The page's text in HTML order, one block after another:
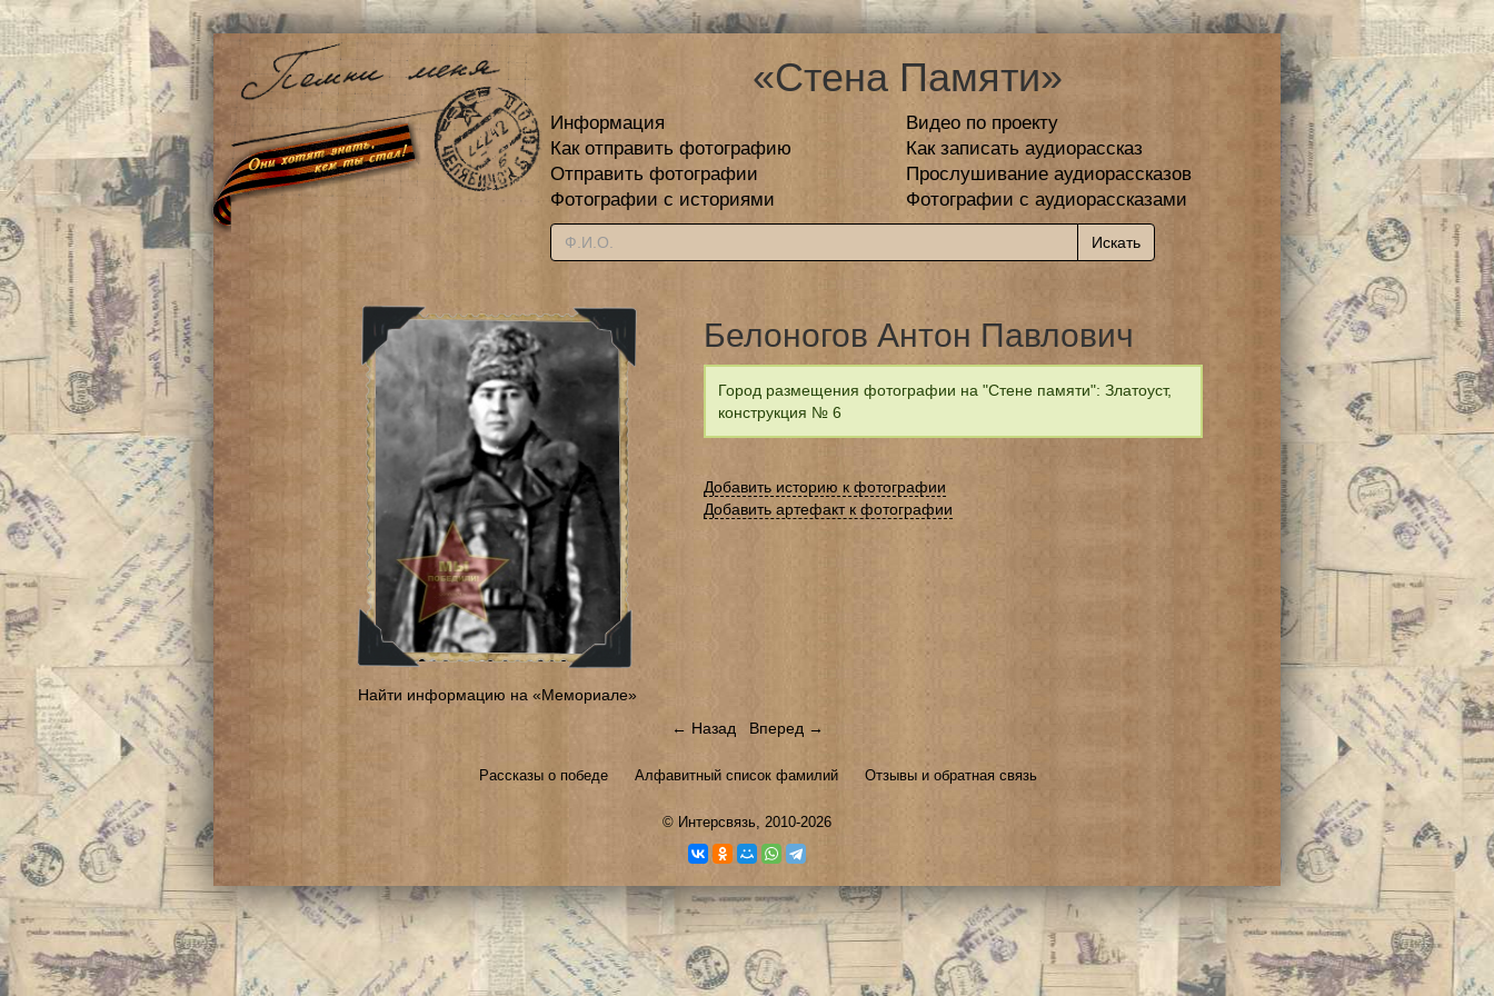
«Стена Памяти»
Информация
Видео по проекту
Как отправить фотографию
Как записать аудиорассказ
Отправить фотографии
Прослушивание аудиорассказов
Фотографии с историями
Фотографии с аудиорассказами
Найти информацию на «Мемориале»
Белоногов Антон Павлович
Город размещения фотографии на "Стене памяти": Златоуст,
конструкция № 6
Добавить историю к фотографии
Добавить артефакт к фотографии
← Назад Вперед →
Рассказы о победе Алфавитный список фамилий Отзывы и обратная связь
© Интерсвязь, 2010-2026